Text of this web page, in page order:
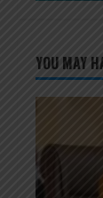
YOU MAY